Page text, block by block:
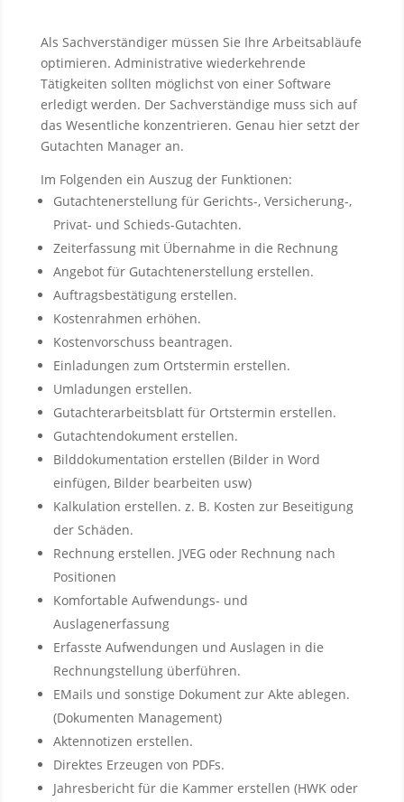
Als Sachverständiger müssen Sie Ihre Arbeitsabläufe
optimieren. Administrative wiederkehrende
Tätigkeiten sollten möglichst von einer Software
erledigt werden. Der Sachverständige muss sich auf
das Wesentliche konzentrieren. Genau hier setzt der
Gutachten Manager an.
Im Folgenden ein Auszug der Funktionen:
Gutachtenerstellung für Gerichts-, Versicherung-,
Privat- und Schieds-Gutachten.
Zeiterfassung mit Übernahme in die Rechnung
Angebot für Gutachtenerstellung erstellen.
Auftragsbestätigung erstellen.
Kostenrahmen erhöhen.
Kostenvorschuss beantragen.
Einladungen zum Ortstermin erstellen.
Umladungen erstellen.
Gutachterarbeitsblatt für Ortstermin erstellen.
Gutachtendokument erstellen.
Bilddokumentation erstellen (Bilder in Word
einfügen, Bilder bearbeiten usw)
Kalkulation erstellen. z. B. Kosten zur Beseitigung
der Schäden.
Rechnung erstellen. JVEG oder Rechnung nach
Positionen
Komfortable Aufwendungs- und
Auslagenerfassung
Erfasste Aufwendungen und Auslagen in die
Rechnungstellung überführen.
EMails und sonstige Dokument zur Akte ablegen.
(Dokumenten Management)
Aktennotizen erstellen.
Direktes Erzeugen von PDFs.
Jahresbericht für die Kammer erstellen (HWK oder